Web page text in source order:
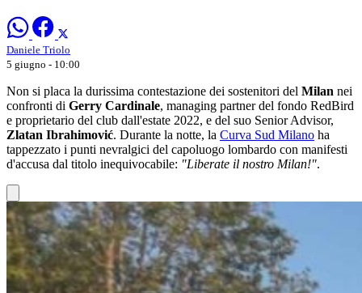
Daniele Triolo
5 giugno - 10:00
Non si placa la durissima contestazione dei sostenitori del Milan nei
confronti di Gerry Cardinale, managing partner del fondo RedBird
e proprietario del club dall'estate 2022, e del suo Senior Advisor,
Zlatan Ibrahimović. Durante la notte, la Curva Sud Milano ha
tappezzato i punti nevralgici del capoluogo lombardo con manifesti
d'accusa dal titolo inequivocabile: "Liberate il nostro Milan!".